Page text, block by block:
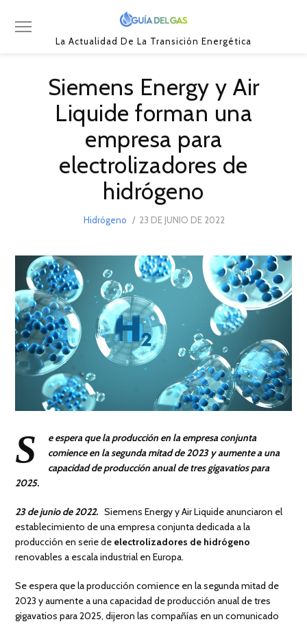
La Actualidad De La Transición Energética
Siemens Energy y Air
Liquide forman una
empresa para
electrolizadores de
hidrógeno
Hidrógeno
POSTED
23 DE JUNIO DE 2022
DE
2022
S
e espera que la producción en la empresa conjunta
comience en la segunda mitad de 2023 y aumente a una
capacidad de producción anual de tres gigavatios para
2025.
23 de junio de 2022. Siemens Energy y Air Liquide anunciaron el
establecimiento de una empresa conjunta dedicada a la
producción en serie de electrolizadores de hidrógeno
renovables a escala industrial en Europa.
Se espera que la producción comience en la segunda mitad de
2023 y aumente a una capacidad de producción anual de tres
gigavatios para 2025, dijeron las compañías en un comunicado